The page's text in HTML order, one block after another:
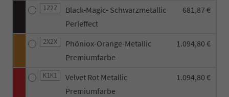
1Z2Z
Black-Magic- Schwarzmetallic
Perleffect
681,87 €
2X2X
Phöniox-Orange-Metallic
Premiumfarbe
1.094,80 €
K1K1
Velvet Rot Metallic
Premiumfarbe
1.094,80 €